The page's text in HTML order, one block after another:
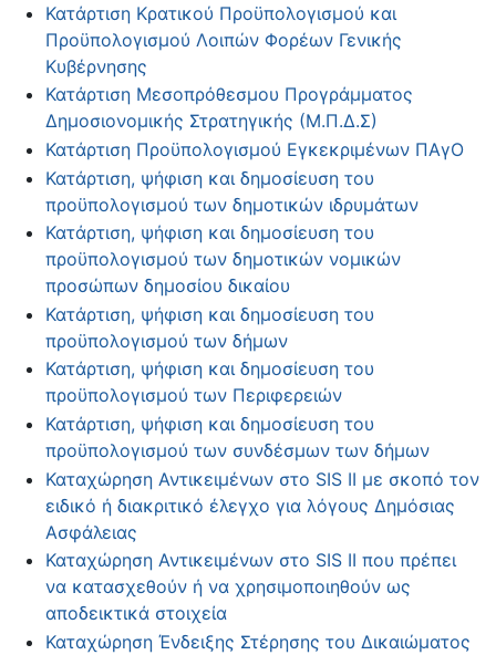
Κατάρτιση Κρατικού Προϋπολογισμού και
Προϋπολογισμού Λοιπών Φορέων Γενικής
Κυβέρνησης
Κατάρτιση Μεσοπρόθεσμου Προγράμματος
Δημοσιονομικής Στρατηγικής (Μ.Π.Δ.Σ)
Κατάρτιση Προϋπολογισμού Εγκεκριμένων ΠΑγΟ
Κατάρτιση, ψήφιση και δημοσίευση του
προϋπολογισμού των δημοτικών ιδρυμάτων
Κατάρτιση, ψήφιση και δημοσίευση του
προϋπολογισμού των δημοτικών νομικών
προσώπων δημοσίου δικαίου
Κατάρτιση, ψήφιση και δημοσίευση του
προϋπολογισμού των δήμων
Κατάρτιση, ψήφιση και δημοσίευση του
προϋπολογισμού των Περιφερειών
Κατάρτιση, ψήφιση και δημοσίευση του
προϋπολογισμού των συνδέσμων των δήμων
Καταχώρηση Αντικειμένων στο SIS II με σκοπό τον
ειδικό ή διακριτικό έλεγχο για λόγους Δημόσιας
Ασφάλειας
Καταχώρηση Αντικειμένων στο SIS II που πρέπει
να κατασχεθούν ή να χρησιμοποιηθούν ως
αποδεικτικά στοιχεία
Καταχώρηση Ένδειξης Στέρησης του Δικαιώματος